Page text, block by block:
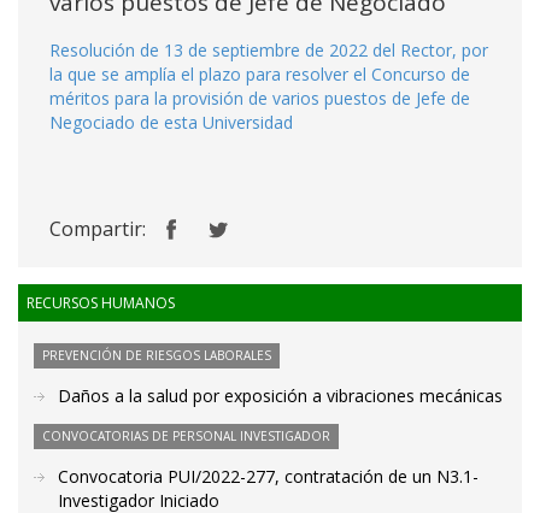
Resolución de 13 de septiembre de 2022 del Rector, por
la que se amplía el plazo para resolver el Concurso de
méritos para la provisión de varios puestos de Jefe de
Negociado de esta Universidad
Compartir:
RECURSOS HUMANOS
PREVENCIÓN DE RIESGOS LABORALES
Daños a la salud por exposición a vibraciones mecánicas
CONVOCATORIAS DE PERSONAL INVESTIGADOR
Convocatoria PUI/2022-277, contratación de un N3.1-
Investigador Iniciado